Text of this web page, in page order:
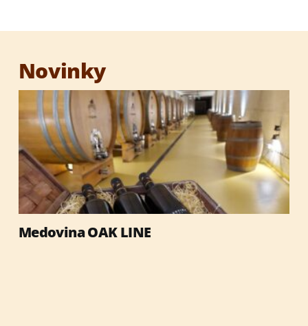
Darčekové sety
Darčekové obaly
Med
Výrobky so včelími produktmi
Novinky
Medovina OAK LINE